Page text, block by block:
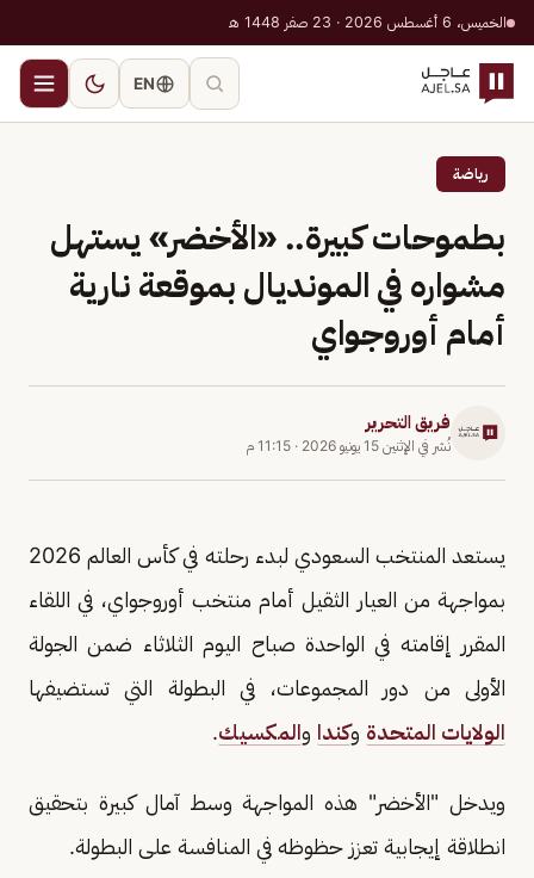
الخميس، 6 أغسطس 2026 · 23 صفر 1448 هـ
EN
رياضة
بطموحات كبيرة.. «الأخضر» يستهل
مشواره في المونديال بموقعة نارية
أمام أوروجواي
فريق التحرير
نُشر في الإثنين 15 يونيو 2026 · 11:15 م
يستعد المنتخب السعودي لبدء رحلته في كأس العالم 2026
بمواجهة من العيار الثقيل أمام منتخب أوروجواي، في اللقاء
المقرر إقامته في الواحدة صباح اليوم الثلاثاء ضمن الجولة
الأولى من دور المجموعات، في البطولة التي تستضيفها
الولايات المتحدة وكندا والمكسيك.
ويدخل "الأخضر" هذه المواجهة وسط آمال كبيرة بتحقيق
انطلاقة إيجابية تعزز حظوظه في المنافسة على البطولة.